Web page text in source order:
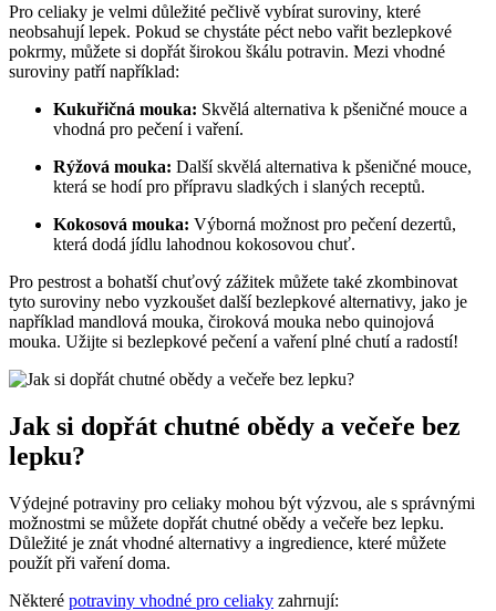
Pro celiaky je velmi důležité pečlivě vybírat suroviny, které
neobsahují lepek. Pokud se chystáte péct nebo vařit bezlepkové
pokrmy, můžete si dopřát širokou škálu potravin. Mezi vhodné
suroviny patří například:
Kukuřičná mouka: Skvělá alternativa k pšeničné mouce a
vhodná pro pečení i vaření.
Rýžová mouka: Další skvělá alternativa k pšeničné mouce,
která se hodí pro přípravu sladkých i slaných receptů.
Kokosová mouka: Výborná možnost pro pečení dezertů,
která dodá jídlu lahodnou kokosovou chuť.
Pro pestrost a bohatší chuťový zážitek můžete také zkombinovat
tyto suroviny nebo vyzkoušet další bezlepkové alternativy, jako je
například mandlová mouka, čiroková mouka nebo quinojová
mouka. Užijte si bezlepkové pečení a vaření plné chutí a radostí!
Jak si dopřát chutné obědy a večeře bez
lepku?
Výdejné potraviny pro celiaky mohou být výzvou, ale s správnými
možnostmi se můžete dopřát chutné obědy a večeře bez lepku.
Důležité je znát vhodné alternativy a ingredience, které můžete
použít při vaření doma.
Některé potraviny vhodné pro celiaky zahrnují: